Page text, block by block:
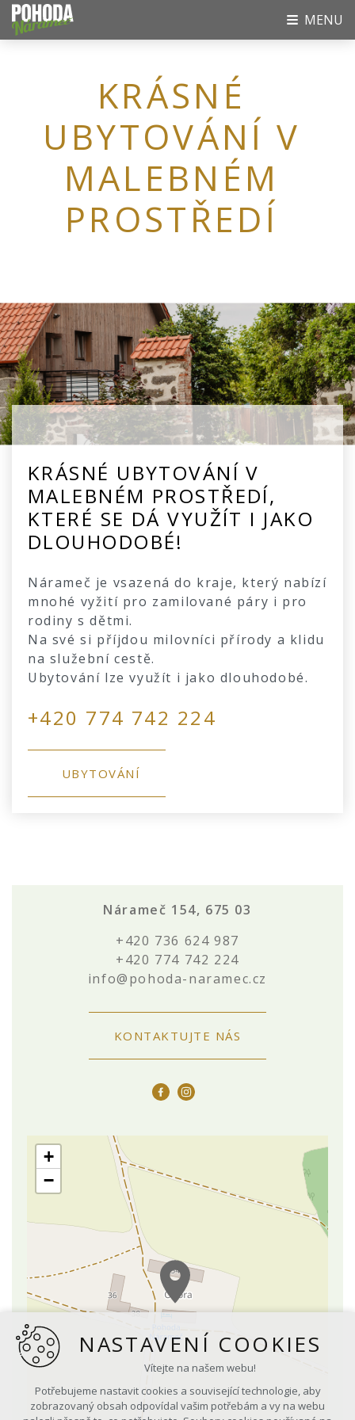
KRÁSNÉ
UBYTOVÁNÍ V
MALEBNÉM
PROSTŘEDÍ
KRÁSNÉ UBYTOVÁNÍ V
MALEBNÉM PROSTŘEDÍ,
KTERÉ SE DÁ VYUŽÍT I JAKO
DLOUHODOBÉ!
Nárameč je vsazená do kraje, který nabízí
mnohé vyžití pro zamilované páry i pro
rodiny s dětmi.
Na své si příjdou milovníci přírody a klidu
na služební cestě.
Ubytování lze využít i jako dlouhodobé.
+420 774 742 224
UBYTOVÁNÍ
Nárameč 154, 675 03
+420 736 624 987
+420 774 742 224
info@pohoda-naramec.cz
KONTAKTUJTE NÁS
+
−
MENU
NASTAVENÍ COOKIES
Vítejte na našem webu!
Potřebujeme nastavit cookies a související technologie, aby
zobrazovaný obsah odpovídal vašim potřebám a vy na webu